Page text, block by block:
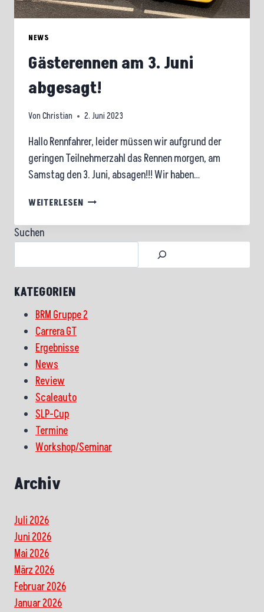
NEWS
Gästerennen am 3. Juni
abgesagt!
Von Christian 2. Juni 2023
Hallo Rennfahrer, leider müssen wir aufgrund der
geringen Teilnehmerzahl das Rennen morgen, am
Samstag den 3. Juni, absagen!!! Wir haben…
WEITERLESENGÄSTERENNEN
3.
JUNI
Suchen
KATEGORIEN
BRM Gruppe 2
Carrera GT
Ergebnisse
News
Review
Scaleauto
SLP-Cup
Termine
Workshop/Seminar
Archiv
Juli 2026
Juni 2026
Mai 2026
März 2026
Februar 2026
Januar 2026